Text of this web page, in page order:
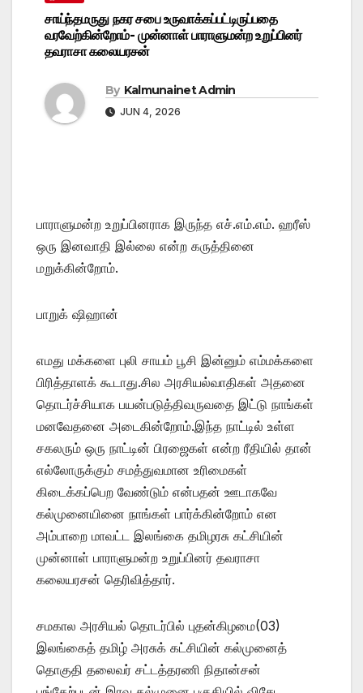
சாய்ந்தமருது நகர சபை உருவாக்கப்பட்டிருப்பதை
வரவேற்கின்றோம்- முன்னாள் பாராளுமன்ற உறுப்பினர்
தவராசா கலையரசன்
By Kalmunainet Admin
JUN 4, 2026
பாராளுமன்ற உறுப்பினராக இருந்த எச்.எம்.எம். ஹரீஸ்
ஒரு இனவாதி இல்லை என்ற கருத்தினை
மறுக்கின்றோம்.
பாறுக் ஷிஹான்
எமது மக்களை புலி சாயம் பூசி இன்னும் எம்மக்களை
பிரித்தாளக் கூடாது.சில அரசியல்வாதிகள் அதனை
தொடர்ச்சியாக பயன்படுத்திவருவதை இட்டு நாங்கள்
மனவேதனை அடைகின்றோம்.இந்த நாட்டில் உள்ள
சகலரும் ஒரு நாட்டின் பிரஜைகள் என்ற ரீதியில் தான்
எல்லோருக்கும் சமத்துவமான உரிமைகள்
கிடைக்கப்பெற வேண்டும் என்பதன் ஊடாகவே
கல்முனையினை நாங்கள் பார்க்கின்றோம் என
அம்பாறை மாவட்ட இலங்கை தமிழரசு கட்சியின்
முன்னாள் பாராளுமன்ற உறுப்பினர் தவராசா
கலையரசன் தெரிவித்தார்.
சமகால அரசியல் தொடர்பில் புதன்கிழமை(03)
இலங்கைத் தமிழ் அரசுக் கட்சியின் கல்முனைத்
தொகுதி தலைவர் சட்டத்தரணி நிதான்சன்